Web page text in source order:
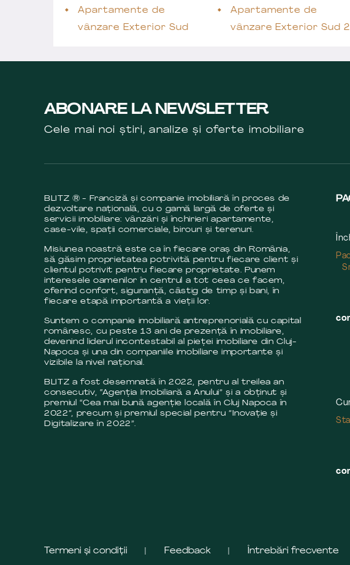
Apartamente de
vânzare Exterior Sud
Apartamente de
vânzare Exterior Sud 2
ABONARE LA NEWSLETTER
Cele mai noi știri, analize și oferte imobiliare
BLITZ ® - Franciză și companie imobiliară în proces de
dezvoltare națională, cu o gamă largă de oferte și
servicii imobiliare: vânzări și închirieri apartamente,
case-vile, spații comerciale, birouri și terenuri.
Misiunea noastră este ca în fiecare oraș din România,
să găsim proprietatea potrivită pentru fiecare client și
clientul potrivit pentru fiecare proprietate. Punem
interesele oamenilor în centrul a tot ceea ce facem,
oferind confort, siguranță, câstig de timp și bani, în
fiecare etapă importantă a vieții lor.
Suntem o companie imobiliară antreprenorială cu capital
românesc, cu peste 13 ani de prezență în imobiliare,
devenind liderul incontestabil al pieței imobiliare din Cluj-
Napoca și una din companiile imobiliare importante și
vizibile la nivel național.
BLITZ a fost desemnată în 2022, pentru al treilea an
consecutiv, “Agenția Imobiliară a Anului” și a obținut și
premiul “Cea mai bună agenție locală în Cluj Napoca în
2022”, precum și premiul special pentru ”Inovație și
Digitalizare în 2022”.
Termeni și condiții Feedback Întrebări frecvente